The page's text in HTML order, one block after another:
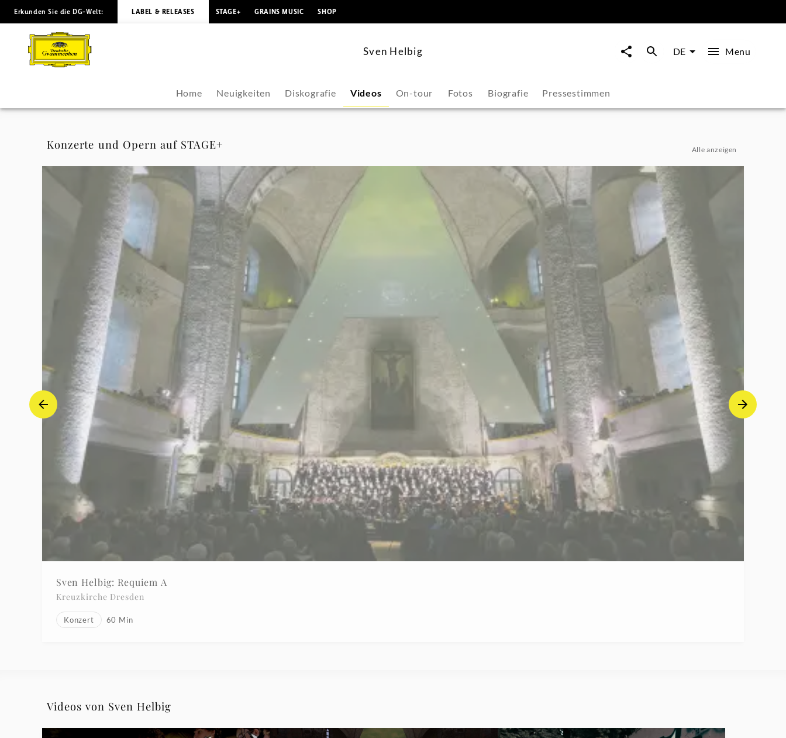
Sven
Helbig
Videos
Deutsche
Grammophon
Erkunden Sie die DG-Welt: LABEL & RELEASES STAGE+ GRAINS MUSIC SHOP
Sven Helbig DE Menu
Home Neuigkeiten Diskografie Videos On-tour Fotos Biografie Pressestimmen
Konzerte und Opern auf STAGE+ Alle anzeigen
Sven Helbig: Requiem A
Kreuzkirche Dresden
Konzert 60 Min
Videos von Sven Helbig